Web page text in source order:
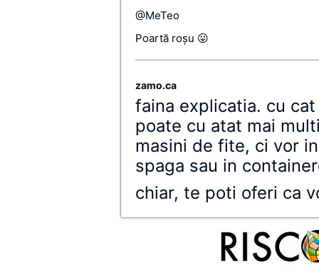
@MeTeo
Poartă roşu 😛
zamo.ca
faina explicatia. cu
poate cu atat mai
masini de fite, ci vor
spaga sau in
chiar, te poti oferi ca